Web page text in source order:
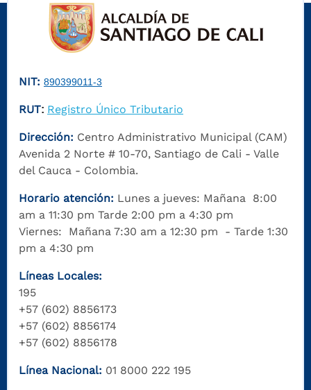
NIT: 890399011-3
RUT: Registro Único Tributario
Dirección: Centro Administrativo Municipal (CAM)
Avenida 2 Norte # 10-70, Santiago de Cali - Valle
del Cauca - Colombia.
Horario atención: Lunes a jueves: Mañana 8:00
am a 11:30 pm Tarde 2:00 pm a 4:30 pm
Viernes: Mañana 7:30 am a 12:30 pm - Tarde 1:30
pm a 4:30 pm
Líneas Locales:
195
+57 (602) 8856173
+57 (602) 8856174
+57 (602) 8856178
Línea Nacional: 01 8000 222 195